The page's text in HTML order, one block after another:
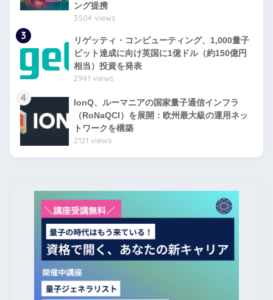
ング提携
3504 views
3
リゲッティ・コンピューティング、1,000量子
ビット達成に向け英国に1億ドル（約150億円
相当）投資を発表
2941 views
4
IonQ、ルーマニアの国家量子通信インフラ
（RoNaQCI）を展開：欧州最大級の運用ネッ
トワークを構築
2121 views